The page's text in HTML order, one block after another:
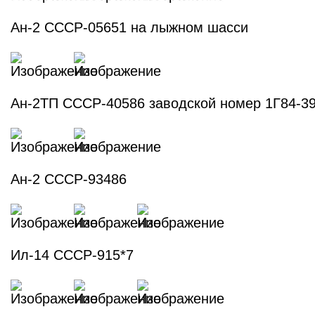
Ан-2 СССР-05651 на лыжном шасси
Ан-2ТП СССР-40586 заводской номер 1Г84-
Ан-2 СССР-93486
Ил-14 СССР-915*7